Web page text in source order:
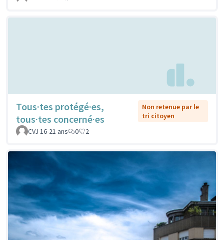
Tous·tes protégé·es,
tous·tes concerné·es
Non retenue par le
tri citoyen
CVJ 16-21 ans
0 2